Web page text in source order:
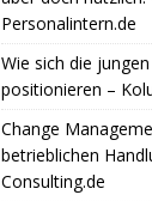
Personalintern.de
Wie sich die
positionieren –
Change
betrieblichen
Consulting.de